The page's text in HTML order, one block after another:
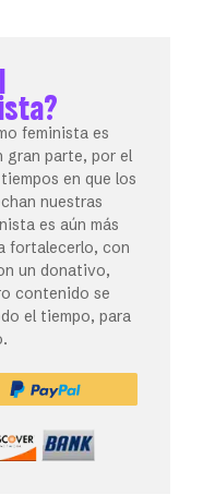
feminista es
gran parte, por el
en que los
nuestras
es aún más
fortalecerlo, con
un donativo,
contenido se
el tiempo, para